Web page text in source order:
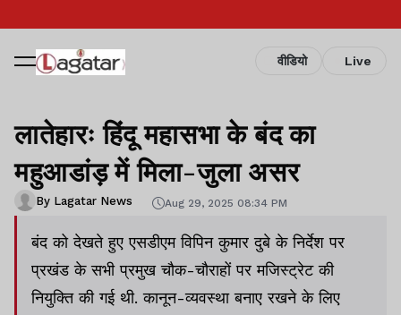
वीडियो Live
लातेहारः हिंदू महासभा के बंद का
महुआडांड़ में मिला-जुला असर
By Lagatar News Aug 29, 2025 08:34 PM
बंद को देखते हुए एसडीएम विपिन कुमार दुबे के निर्देश पर
प्रखंड के सभी प्रमुख चौक-चौराहों पर मजिस्ट्रेट की
नियुक्ति की गई थी. कानून-व्यवस्था बनाए रखने के लिए